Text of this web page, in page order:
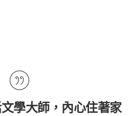
學大師，內心住著家